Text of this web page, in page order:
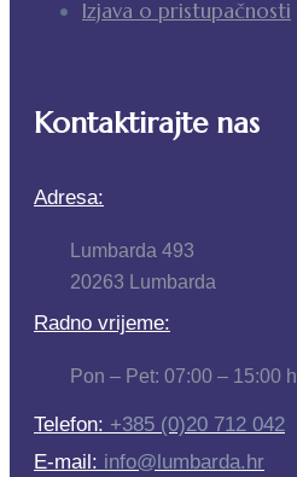
Izjava o pristupačnosti
Kontaktirajte nas
Adresa:
Lumbarda 493
20263 Lumbarda
Radno vrijeme:
Pon – Pet: 07:00 – 15:00 h
Telefon: +385 (0)20 712 042
E-mail: info@lumbarda.hr